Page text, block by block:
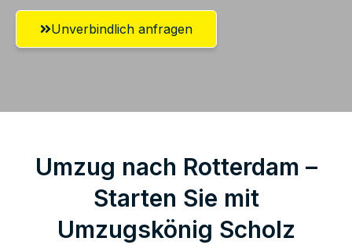
Unverbindlich anfragen
Umzug nach Rotterdam –
Starten Sie mit
Umzugskönig Scholz